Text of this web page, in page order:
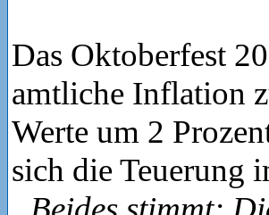
Das Oktoberfest
amtliche Inflation
Werte um 2
sich die Teuerung